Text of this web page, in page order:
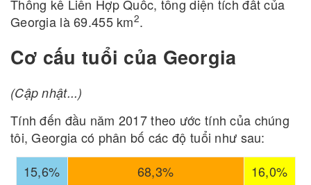
Thống kê Liên Hợp Quốc, tổng diện tích đất của
Georgia là 69.455 km2.
Cơ cấu tuổi của Georgia
(Cập nhật...)
Tính đến đầu năm 2017 theo ước tính của chúng
tôi, Georgia có phân bố các độ tuổi như sau:
15,6%
68,3% 16,0%